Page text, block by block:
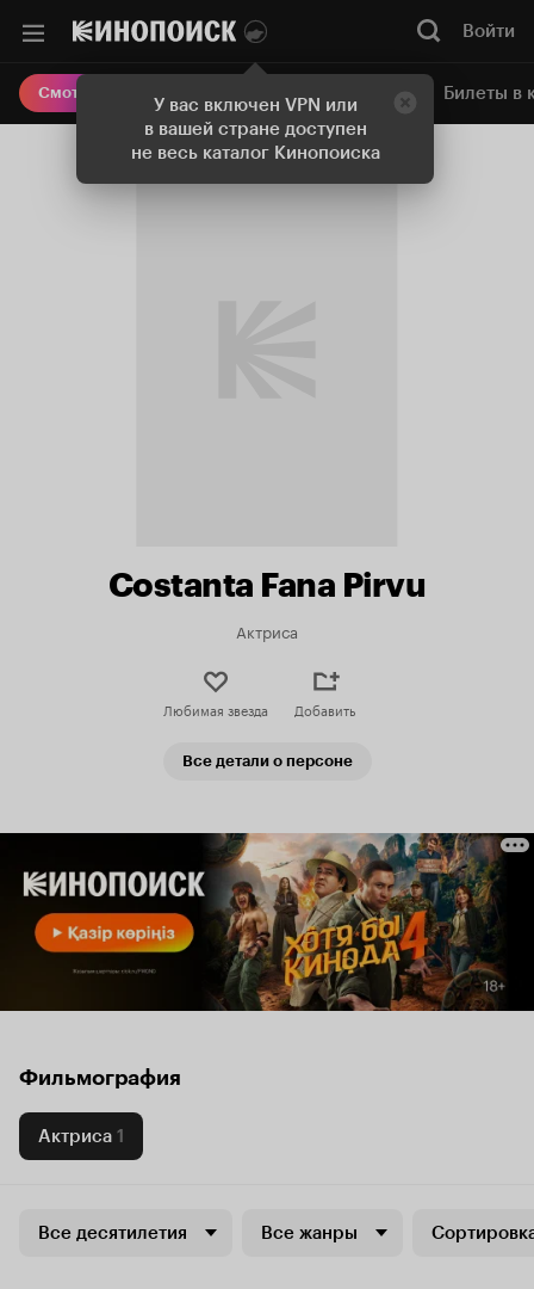
У вас включен VPN или
в вашей стране доступен
не весь каталог Кинопоиска
Войти
Смотреть кино Онлайн-кинотеатр Билеты в
Costanta Fana Pirvu
Актриса
Любимая звезда Добавить
Все детали о персоне
Фильмография
Актриса 1
Все десятилетия Все жанры